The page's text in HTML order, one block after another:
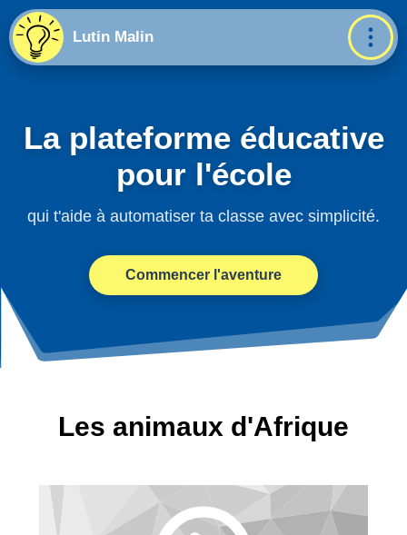
Lutin Malin
La plateforme éducative
pour l'école
qui t'aide à automatiser ta classe avec simplicité.
Commencer l'aventure
Les animaux d'Afrique